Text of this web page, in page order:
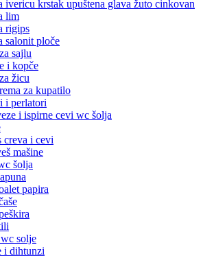
ivericu krstak upuštena glava žuto cinkovan
lim
rigips
salonit ploče
sajlu
i kopče
žicu
za kupatilo
i perlatori
i ispirne cevi wc šolja
creva i cevi
mašine
šolja
papira
solje
i dihtunzi